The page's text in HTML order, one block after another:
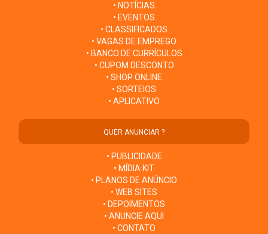
• NOTÍCIAS
• EVENTOS
• CLASSIFICADOS
• VAGAS DE EMPREGO
• BANCO DE CURRÍCULOS
• CUPOM DESCONTO
• SHOP ONLINE
• SORTEIOS
• APLICATIVO
QUER ANUNCIAR ?
• PUBLICIDADE
• MÍDIA KIT
• PLANOS DE ANÚNCIO
• WEB SITES
• DEPOIMENTOS
• ANUNCIE AQUI
• CONTATO